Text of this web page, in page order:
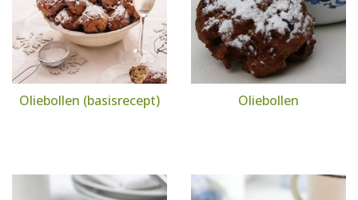
Oliebollen (basisrecept) Oliebollen